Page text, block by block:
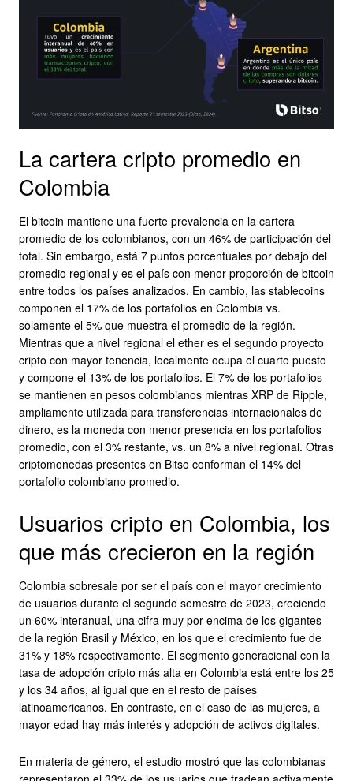
La cartera cripto promedio en
Colombia
El bitcoin mantiene una fuerte prevalencia en la cartera
promedio de los colombianos, con un 46% de participación del
total. Sin embargo, está 7 puntos porcentuales por debajo del
promedio regional y es el país con menor proporción de bitcoin
entre todos los países analizados. En cambio, las stablecoins
componen el 17% de los portafolios en Colombia vs.
solamente el 5% que muestra el promedio de la región.
Mientras que a nivel regional el ether es el segundo proyecto
cripto con mayor tenencia, localmente ocupa el cuarto puesto
y compone el 13% de los portafolios. El 7% de los portafolios
se mantienen en pesos colombianos mientras XRP de Ripple,
ampliamente utilizada para transferencias internacionales de
dinero, es la moneda con menor presencia en los portafolios
promedio, con el 3% restante, vs. un 8% a nivel regional. Otras
criptomonedas presentes en Bitso conforman el 14% del
portafolio colombiano promedio.
Usuarios cripto en Colombia, los
que más crecieron en la región
Colombia sobresale por ser el país con el mayor crecimiento
de usuarios durante el segundo semestre de 2023, creciendo
un 60% interanual, una cifra muy por encima de los gigantes
de la región Brasil y México, en los que el crecimiento fue de
31% y 18% respectivamente. El segmento generacional con la
tasa de adopción cripto más alta en Colombia está entre los 25
y los 34 años, al igual que en el resto de países
latinoamericanos. En contraste, en el caso de las mujeres, a
mayor edad hay más interés y adopción de activos digitales.
En materia de género, el estudio mostró que las colombianas